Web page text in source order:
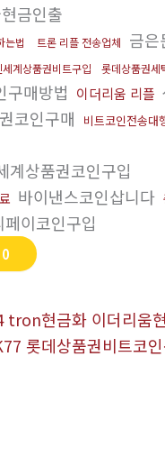
금인출
는법 트론 리플 전송업체 금은
세계상품권비트구입 롯데상품권세
구매방법 이더리움 리플
코인구매 비트코인전송대
계상품권코인구입
바이낸스코인삽니다
페이코인구입
0
tron현금화 이더리움
롯데상품권비트코